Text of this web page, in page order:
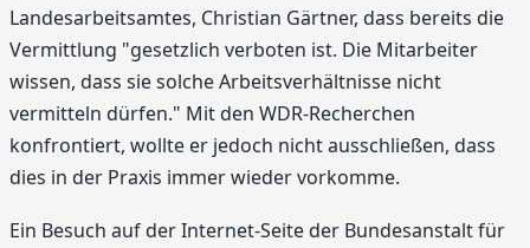
Landesarbeitsamtes, Christian Gärtner, dass bereits die
Vermittlung "gesetzlich verboten ist. Die Mitarbeiter
wissen, dass sie solche Arbeitsverhältnisse nicht
vermitteln dürfen." Mit den WDR-Recherchen
konfrontiert, wollte er jedoch nicht ausschließen, dass
dies in der Praxis immer wieder vorkomme.
Ein Besuch auf der Internet-Seite der Bundesanstalt für